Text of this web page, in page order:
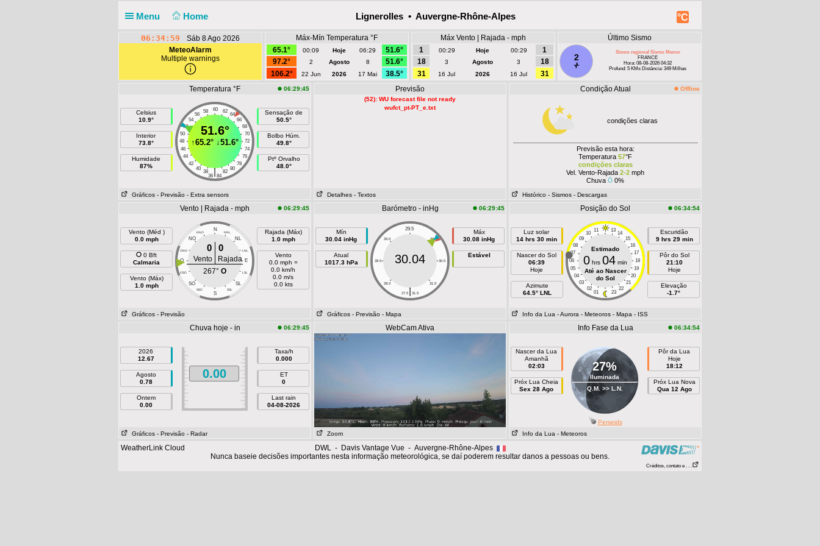
Menu Home °C
Lignerolles • Auvergne-Rhône-Alpes
06:34:59
Sáb 8 Ago 2026
MeteoAlarm
Multiple warnings
Máx-Mín Temperatura °F
65.1°
00:09 Hoje 06:29
51.6°
97.2°
2 Agosto 8
51.6°
106.2°
22 Jun 2026 17 Mai 38.5°
Máx Vento | Rajada - mph
1
00:29 Hoje 00:29
1
18
3 Agosto 3
18
31
16 Jul 2026 16 Jul 31
Último Sismo
2
Sismo regional Sismo Menor
FRANCE
Hora: 08-08-2026 04:32
Profund: 5 KMs Distância: 349 Milhas
Temperatura °F 06:29:45
Celsius
10.9°
Interior
73.8°
Humidade
87%
60
58 62
56
64
54
66
52
68
50
70
48
72
46
74
44
76
42
78
40
80
38 82
|
36 84
51.6°
↑65.2° ↓51.6°
Sensação de
50.5°
Bolbo Húm.
49.8°
Ptº Orvalho
48.0°
Gráficos - Previsão - Extra sensors
Previsão
(52): WU forecast file not ready
wufct_pt-PT_e.txt
Detalhes - Textos
Condição Atual Offline
condições claras
Previsão esta hora:
Temperatura 57°F
condições claras
Vel. Vento-Rajada 2-2 mph
Chuva
0%
Histórico - Sismos - Descargas
Vento | Rajada - mph 06:29:45
Vento (Méd )
0.0 mph
0 Bft
Calmaria
Vento (Máx)
1.0 mph
N
NNO NNL
NO NL
ONO LNL
O E
OSO LSL
SO SL
SSO SSL
S
0 0
Vento
Rajada
267° O
Rajada (Máx)
1.0 mph
Vento
0.0 mph =
0.0 km/h
0.0 m/s
0.0 kts
Gráficos - Previsão
Barómetro - inHg 06:29:45
Mín
30.04 inHg
Atual
1017.3 hPa
29.5
29.0 30.0
28.5 30.5
28.0 31.0
|
27.5 31.5
30.04
Máx
30.08 inHg
Estável
Gráficos - Previsão - Mapa
Posição do Sol 06:34:54
Luz solar
14 hrs 30 min
Nascer do Sol
06:39
Hoje
Azimute
64.5° LNL
11 13
10
14
09
15
08
16
07
17
06
18
05
19
04
20
03
21
02
22
01 23
Estimado
0 hrs 04 min
Até ao Nascer
do Sol
Escuridão
9 hrs 29 min
Pôr do Sol
21:10
Hoje
Elevação
-1.7°
Info da Lua - Aurora - Meteoros - Mapa - ISS
Chuva hoje - in 06:29:45
2026
12.67
Agosto
0.78
Ontem
0.00
0.00
Taxa/h
0.000
ET
0
Last rain
04-08-2026
Gráficos - Previsão - Radar
WebCam Ativa
Zoom
Info Fase da Lua 06:34:54
Nascer da Lua
Amanhã
02:03
Próx Lua Cheia
Sex 28 Ago
27%
Iluminada
Q.M. >> L.N.
Pôr da Lua
Hoje
18:12
Próx Lua Nova
Qua 12 Ago
Perseids
Info da Lua - Meteoros
WeatherLink Cloud
DWL - Davis Vantage Vue - Auvergne-Rhône-Alpes
Nunca baseie decisões importantes nesta informação meteorológica, se daí poderem resultar danos a pessoas ou bens.
Créditos, contato e . . .